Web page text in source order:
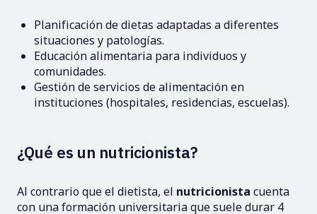
Planificación de dietas adaptadas a diferentes
situaciones y patologías.
Educación alimentaria para individuos y
comunidades.
Gestión de servicios de alimentación en
instituciones (hospitales, residencias, escuelas).
¿Qué es un nutricionista?
Al contrario que el dietista, el nutricionista cuenta
con una formación universitaria que suele durar 4